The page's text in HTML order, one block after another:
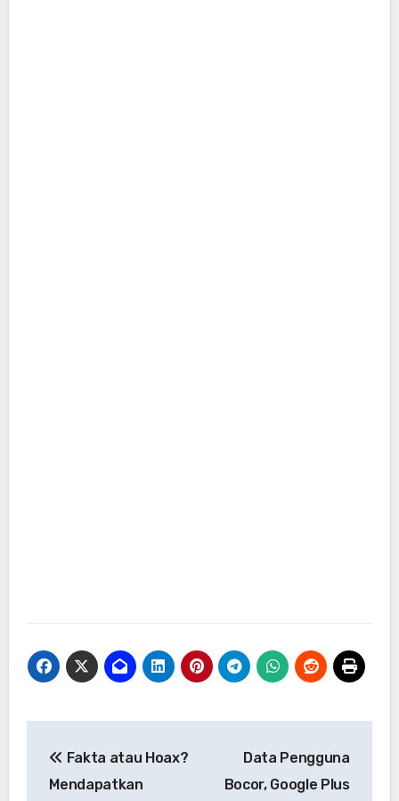
pos
Fakta atau Hoax?
Mendapatkan
Data Pengguna
Bocor, Google Plus